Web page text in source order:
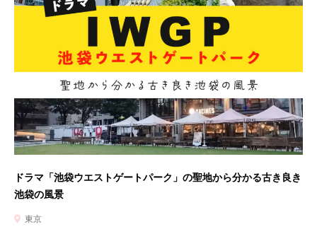
ドラマ「池袋ウエストゲートパーク」の聖地から分かる古き良き
池袋の風景
東京